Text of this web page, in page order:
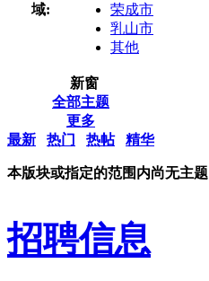
域:
荣成市
乳山市
其他
新窗
全部主题
更多
最新
热门 热帖 精华
本版块或指定的范围内尚无主题
招聘信息